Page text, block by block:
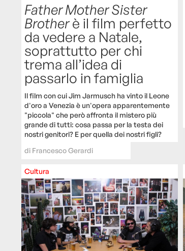
Father Mother Sister
Brotherè il film perfetto
da vedere a Natale,
soprattutto per chi
trema all’idea di
passarlo in famiglia
Il film con cui Jim Jarmusch ha vinto il Leone
d'oro a Venezia è un'opera apparentemente
"piccola" che però affronta il mistero più
grande di tutti: cosa passa per la testa dei
nostri genitori? E per quella dei nostri figli?
di Francesco Gerardi
Cultura